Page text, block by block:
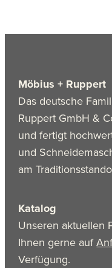
Möbius + Ruppert
Das deutsche
Ruppert GmbH &
und fertigt
und
am
Katalog
Unseren aktuellen
Ihnen gerne auf
Verfügung.